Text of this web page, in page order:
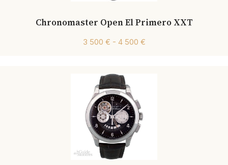
Chronomaster Open El Primero XXT
3 500 € - 4 500 €